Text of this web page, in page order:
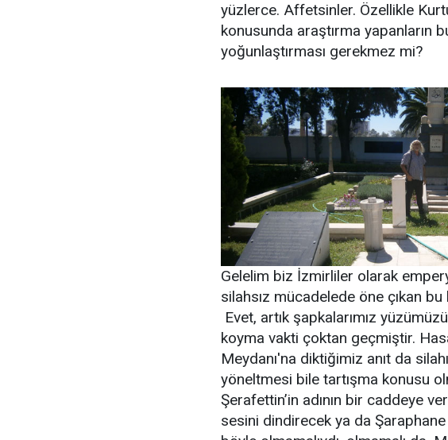
yüzlerce. Affetsinler. Özellikle
konusunda araştırma yapanların
yoğunlaştırması gerekmez mi?
Gelelim biz İzmirliler olarak
silahsız mücadelede öne çıkan bu
Evet, artık şapkalarımız
koyma vakti çoktan geçmiştir.
Meydanı'na diktiğimiz anıt da
yöneltmesi bile tartışma konusu
Şerafettin’in adının bir caddeye
sesini dindirecek ya da